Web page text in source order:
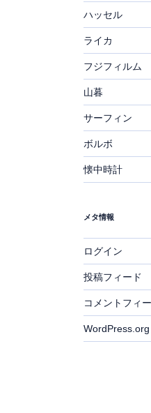
ハッセル
ライカ
フジフィルム
山暮
サーフィン
ボルボ
懐中時計
メタ情報
ログイン
投稿フィード
コメントフィ
WordPress.org